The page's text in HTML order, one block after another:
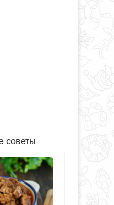
советы